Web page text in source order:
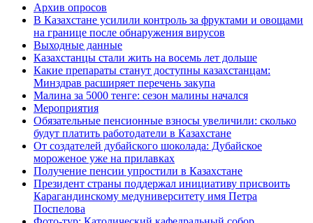
Архив опросов
В Казахстане усилили контроль за фруктами и овощами
на границе после обнаружения вирусов
Выходные данные
Казахстанцы стали жить на восемь лет дольше
Какие препараты станут доступны казахстанцам:
Минздрав расширяет перечень закупа
Малина за 5000 тенге: сезон малины начался
Мероприятия
Обязательные пенсионные взносы увеличили: сколько
будут платить работодатели в Казахстане
От создателей дубайского шоколада: Дубайское
мороженое уже на прилавках
Получение пенсии упростили в Казахстане
Президент страны поддержал инициативу присвоить
Карагандинскому медуниверситету имя Петра
Поспелова